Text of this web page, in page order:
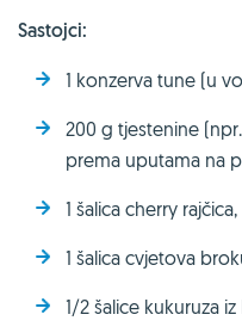
Sastojci:
1 konzerva tune (u
200 g tjestenine
prema uputama na
1 šalica cherry
1 šalica cvjetova
1/2 šalice kukuruza